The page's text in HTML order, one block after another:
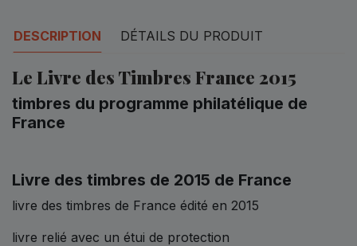
DESCRIPTION DÉTAILS DU PRODUIT
Le Livre des Timbres France 2015
timbres du programme philatélique de
France
Livre des timbres de 2015 de France
livre des timbres de France édité en 2015
livre relié avec un étui de protection